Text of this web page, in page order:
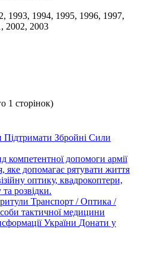
1993, 1994, 1995, 1996, 1997,
2002, 2003
1 сторінок)
Підтримати Збройні Сили
допомоги армії
яке допомагає рятувати життя
оптику, квадрокоптери,
розвідки.
Транспорт / Оптика /
тактичної медицини
України Донати у